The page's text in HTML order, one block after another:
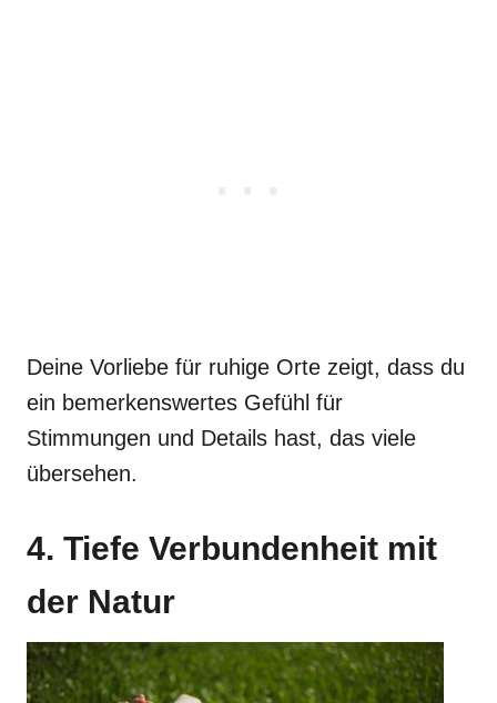
Deine Vorliebe für ruhige Orte zeigt, dass du
ein bemerkenswertes Gefühl für
Stimmungen und Details hast, das viele
übersehen.
4. Tiefe Verbundenheit mit
der Natur